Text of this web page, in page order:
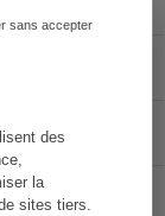
des
la
sites tiers.
sans accepter
134,40 €
149,59 €